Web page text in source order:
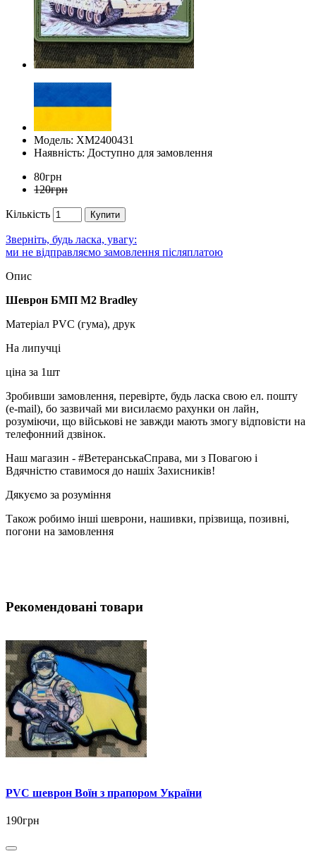
Модель: ХМ2400431
Наявність: Доступно для замовлення
80грн
120грн
Кількість Купити
Зверніть, будь ласка, увагу:
ми не відправляємо замовлення післяплатою
Опис
Шеврон БМП M2 Bradley
Матеріал PVC (гума), друк
На липучці
ціна за 1шт
Зробивши замовлення, перевірте, будь ласка свою ел. пошту
(e-mail), бо зазвичай ми висилаємо рахунки он лайн,
розуміючи, що військові не завжди мають змогу відповісти на
телефонний дзвінок.
Наш магазин - #ВетеранськаСправа, ми з Повагою і
Вдячністю ставимося до нашіх Захисників!
Дякуємо за розуміння
Також робимо інші шеврони, нашивки, прізвища, позивні,
погони на замовлення
Рекомендовані товари
PVC шеврон Воїн з прапором України
190грн